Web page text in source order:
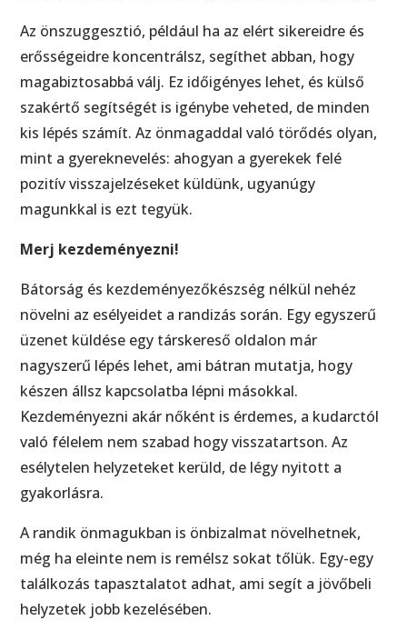
Az önszuggesztió, például ha az elért sikereidre és
erősségeidre koncentrálsz, segíthet abban, hogy
magabiztosabbá válj. Ez időigényes lehet, és külső
szakértő segítségét is igénybe veheted, de minden
kis lépés számít. Az önmagaddal való törődés olyan,
mint a gyereknevelés: ahogyan a gyerekek felé
pozitív visszajelzéseket küldünk, ugyanúgy
magunkkal is ezt tegyük.
Merj kezdeményezni!
Bátorság és kezdeményezőkészség nélkül nehéz
növelni az esélyeidet a randizás során. Egy egyszerű
üzenet küldése egy társkereső oldalon már
nagyszerű lépés lehet, ami bátran mutatja, hogy
készen állsz kapcsolatba lépni másokkal.
Kezdeményezni akár nőként is érdemes, a kudarctól
való félelem nem szabad hogy visszatartson. Az
esélytelen helyzeteket kerüld, de légy nyitott a
gyakorlásra.
A randik önmagukban is önbizalmat növelhetnek,
még ha eleinte nem is remélsz sokat tőlük. Egy-egy
találkozás tapasztalatot adhat, ami segít a jövőbeli
helyzetek jobb kezelésében.